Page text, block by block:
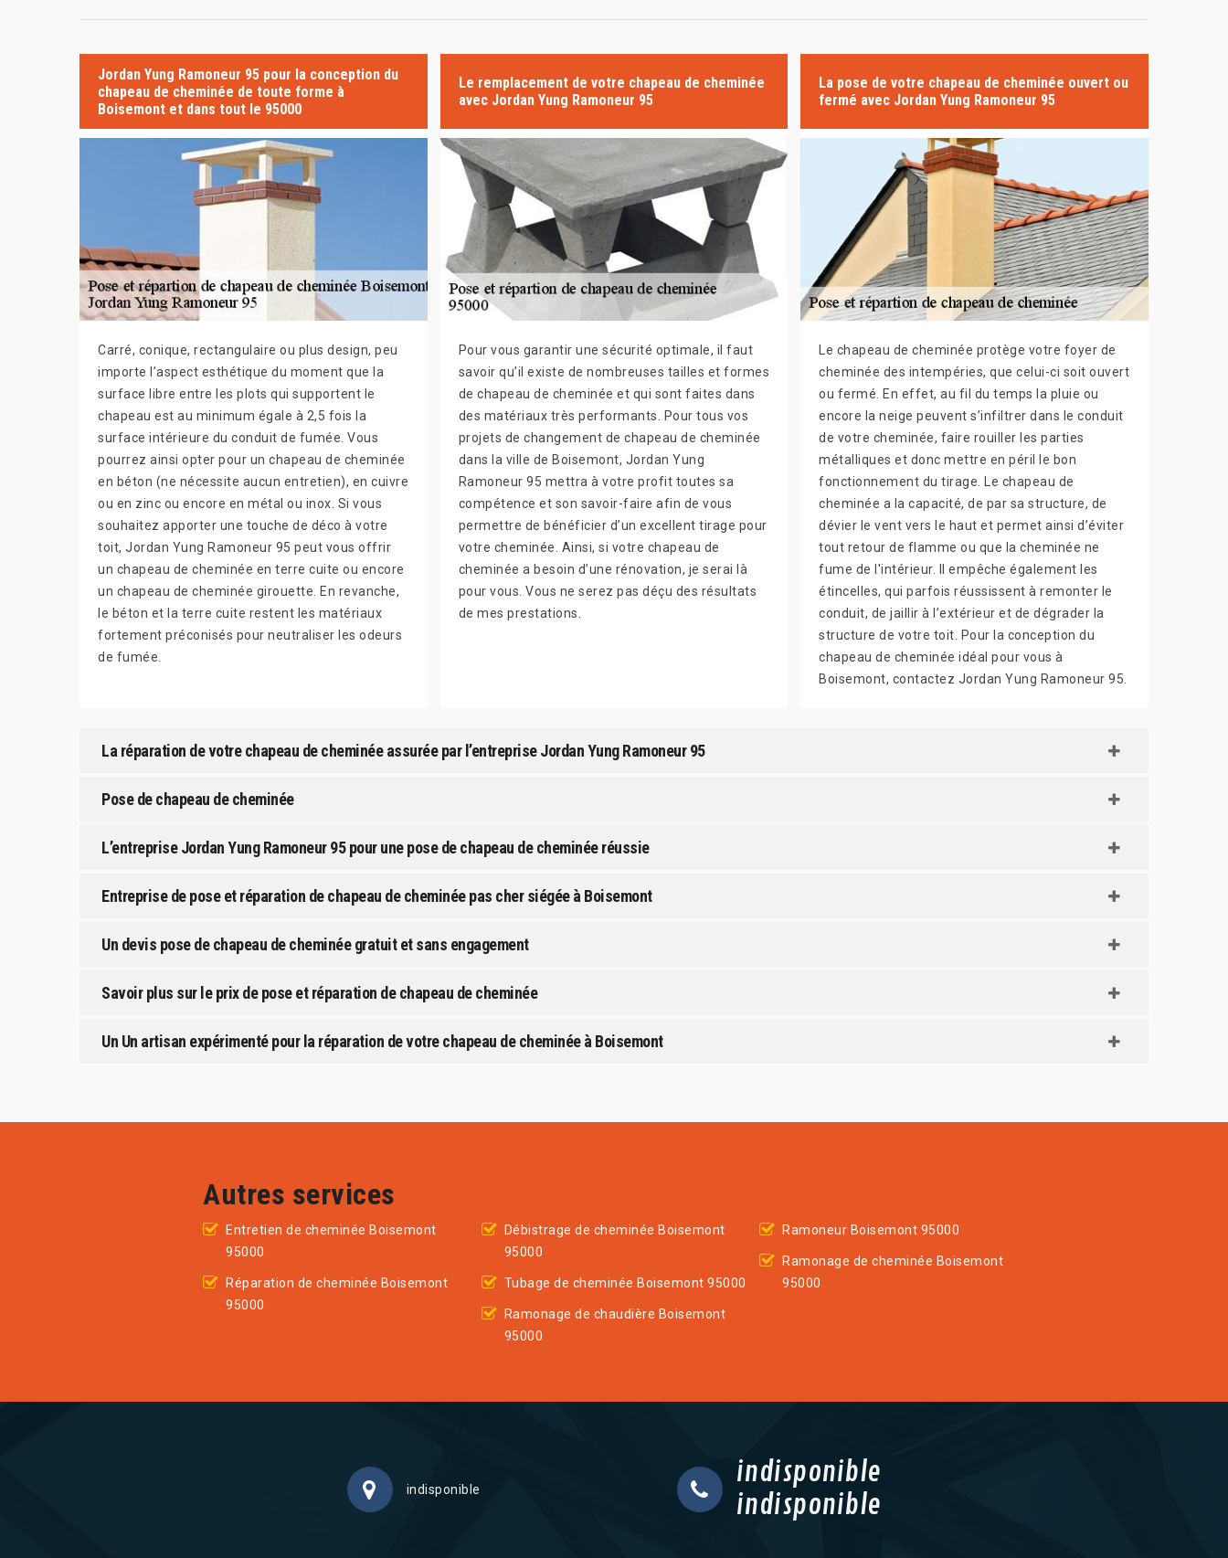
Jordan Yung Ramoneur 95 pour la conception du
chapeau de cheminée de toute forme à
Boisemont et dans tout le 95000
Carré, conique, rectangulaire ou plus design, peu
importe l’aspect esthétique du moment que la
surface libre entre les plots qui supportent le
chapeau est au minimum égale à 2,5 fois la
surface intérieure du conduit de fumée. Vous
pourrez ainsi opter pour un chapeau de cheminée
en béton (ne nécessite aucun entretien), en cuivre
ou en zinc ou encore en métal ou inox. Si vous
souhaitez apporter une touche de déco à votre
toit, Jordan Yung Ramoneur 95 peut vous offrir
un chapeau de cheminée en terre cuite ou encore
un chapeau de cheminée girouette. En revanche,
le béton et la terre cuite restent les matériaux
fortement préconisés pour neutraliser les odeurs
de fumée.
Le remplacement de votre chapeau de cheminée
avec Jordan Yung Ramoneur 95
Pour vous garantir une sécurité optimale, il faut
savoir qu’il existe de nombreuses tailles et formes
de chapeau de cheminée et qui sont faites dans
des matériaux très performants. Pour tous vos
projets de changement de chapeau de cheminée
dans la ville de Boisemont, Jordan Yung
Ramoneur 95 mettra à votre profit toutes sa
compétence et son savoir-faire afin de vous
permettre de bénéficier d’un excellent tirage pour
votre cheminée. Ainsi, si votre chapeau de
cheminée a besoin d’une rénovation, je serai là
pour vous. Vous ne serez pas déçu des résultats
de mes prestations.
La pose de votre chapeau de cheminée ouvert ou
fermé avec Jordan Yung Ramoneur 95
Le chapeau de cheminée protège votre foyer de
cheminée des intempéries, que celui-ci soit ouvert
ou fermé. En effet, au fil du temps la pluie ou
encore la neige peuvent s’infiltrer dans le conduit
de votre cheminée, faire rouiller les parties
métalliques et donc mettre en péril le bon
fonctionnement du tirage. Le chapeau de
cheminée a la capacité, de par sa structure, de
dévier le vent vers le haut et permet ainsi d’éviter
tout retour de flamme ou que la cheminée ne
fume de l'intérieur. Il empêche également les
étincelles, qui parfois réussissent à remonter le
conduit, de jaillir à l’extérieur et de dégrader la
structure de votre toit. Pour la conception du
chapeau de cheminée idéal pour vous à
Boisemont, contactez Jordan Yung Ramoneur 95.
La réparation de votre chapeau de cheminée assurée par l’entreprise Jordan Yung Ramoneur 95
Pose de chapeau de cheminée
L’entreprise Jordan Yung Ramoneur 95 pour une pose de chapeau de cheminée réussie
Entreprise de pose et réparation de chapeau de cheminée pas cher siégée à Boisemont
Un devis pose de chapeau de cheminée gratuit et sans engagement
Savoir plus sur le prix de pose et réparation de chapeau de cheminée
Un Un artisan expérimenté pour la réparation de votre chapeau de cheminée à Boisemont
Autres services
Entretien de cheminée Boisemont
95000
Réparation de cheminée Boisemont
95000
Débistrage de cheminée Boisemont
95000
Tubage de cheminée Boisemont 95000
Ramonage de chaudière Boisemont
95000
Ramoneur Boisemont 95000
Ramonage de cheminée Boisemont
95000
indisponible
indisponible
indisponible